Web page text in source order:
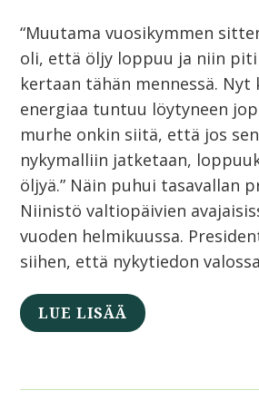
“Muutama vuosikymmen
oli, että öljy loppuu ja niin piti
kertaan tähän mennessä.
energiaa tuntuu löytyneen
murhe onkin siitä, että jos
nykymalliin jatketaan,
öljyä.” Näin puhui tasavallan
Niinistö valtiopäivien
vuoden helmikuussa.
siihen, että nykytiedon
LUE LISÄÄ